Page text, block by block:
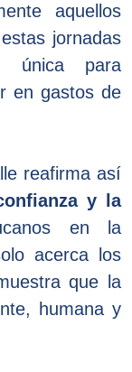
aquellos
jornadas
única para
en gastos de
reafirma así
y la
en la
acerca los
que la
humana y